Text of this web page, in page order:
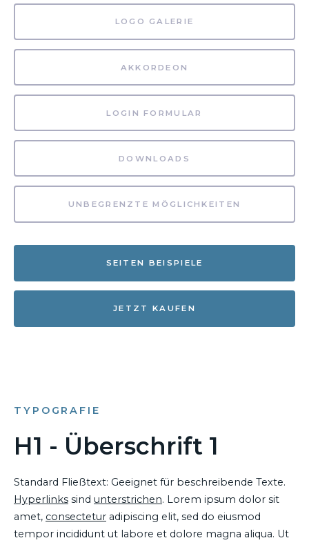
LOGO GALERIE
AKKORDEON
LOGIN FORMULAR
DOWNLOADS
UNBEGRENZTE MÖGLICHKEITEN
SEITEN BEISPIELE
JETZT KAUFEN
TYPOGRAFIE
H1 - Überschrift 1
Standard Fließtext: Geeignet für beschreibende Texte.
Hyperlinks sind unterstrichen. Lorem ipsum dolor sit
amet, consectetur adipiscing elit, sed do eiusmod
tempor incididunt ut labore et dolore magna aliqua. Ut